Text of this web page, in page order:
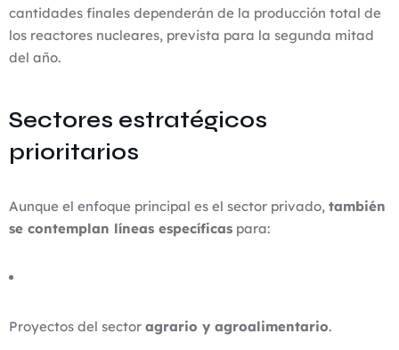
cantidades finales dependerán de la producción total de
los reactores nucleares, prevista para la segunda mitad
del año.
Sectores estratégicos
prioritarios
Aunque el enfoque principal es el sector privado, también
se contemplan líneas específicas para:
Proyectos del sector agrario y agroalimentario.